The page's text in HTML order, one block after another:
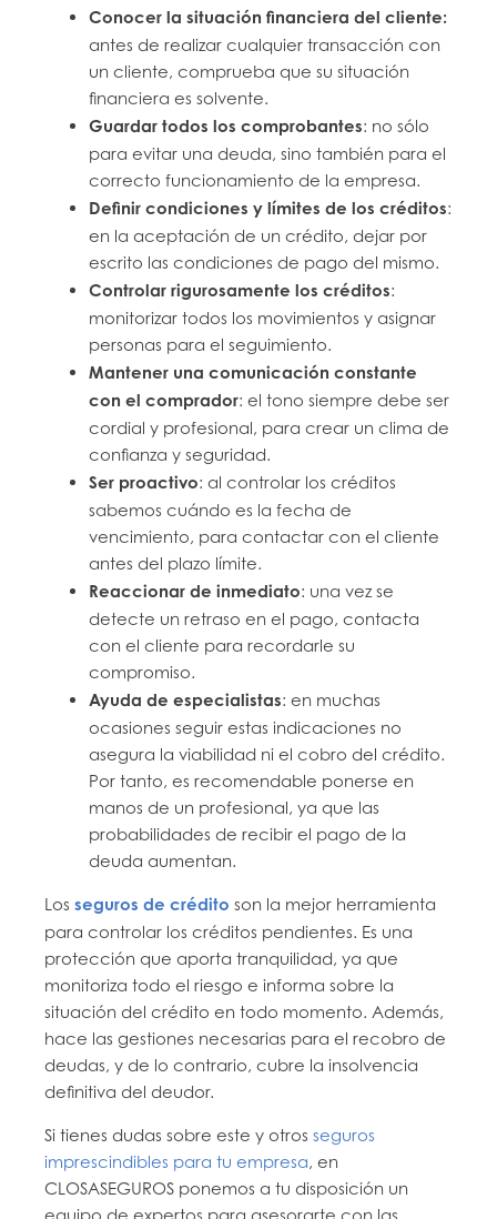
Conocer la situación financiera del cliente:
antes de realizar cualquier transacción con
un cliente, comprueba que su situación
financiera es solvente.
Guardar todos los comprobantes: no sólo
para evitar una deuda, sino también para el
correcto funcionamiento de la empresa.
Definir condiciones y límites de los créditos:
en la aceptación de un crédito, dejar por
escrito las condiciones de pago del mismo.
Controlar rigurosamente los créditos:
monitorizar todos los movimientos y asignar
personas para el seguimiento.
Mantener una comunicación constante
con el comprador: el tono siempre debe ser
cordial y profesional, para crear un clima de
confianza y seguridad.
Ser proactivo: al controlar los créditos
sabemos cuándo es la fecha de
vencimiento, para contactar con el cliente
antes del plazo límite.
Reaccionar de inmediato: una vez se
detecte un retraso en el pago, contacta
con el cliente para recordarle su
compromiso.
Ayuda de especialistas: en muchas
ocasiones seguir estas indicaciones no
asegura la viabilidad ni el cobro del crédito.
Por tanto, es recomendable ponerse en
manos de un profesional, ya que las
probabilidades de recibir el pago de la
deuda aumentan.
Losseguros de crédito son la mejor herramienta
para controlar los créditos pendientes. Es una
protección que aporta tranquilidad, ya que
monitoriza todo el riesgo e informa sobre la
situación del crédito en todo momento. Además,
hace las gestiones necesarias para el recobro de
deudas, y de lo contrario, cubre la insolvencia
definitiva del deudor.
Si tienes dudas sobre este y otrosseguros
imprescindibles para tu empresa, en
CLOSASEGUROS ponemos a tu disposición un
equipo de expertos para asesorarte con las